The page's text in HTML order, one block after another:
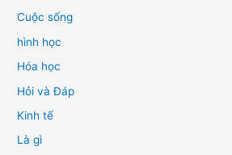
Cuộc sống
hình học
Hóa học
Hỏi và Đáp
Kinh tế
Là gì